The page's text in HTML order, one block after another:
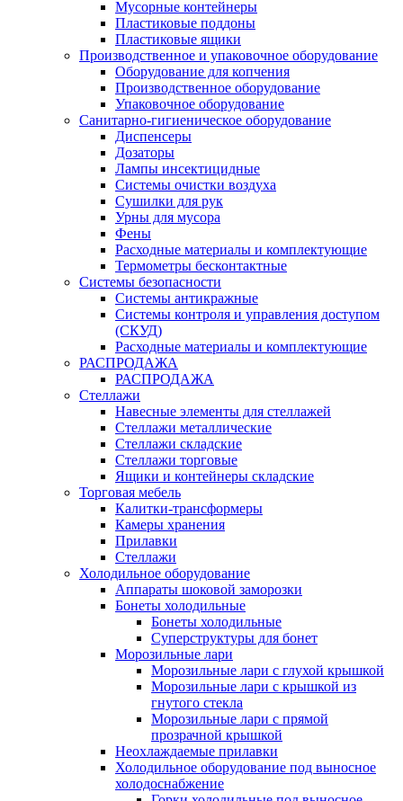
Мусорные контейнеры
Пластиковые поддоны
Пластиковые ящики
Производственное и упаковочное оборудование
Оборудование для копчения
Производственное оборудование
Упаковочное оборудование
Санитарно-гигиеническое оборудование
Диспенсеры
Дозаторы
Лампы инсектицидные
Системы очистки воздуха
Сушилки для рук
Урны для мусора
Фены
Расходные материалы и комплектующие
Термометры бесконтактные
Системы безопасности
Системы антикражные
Системы контроля и управления доступом
(СКУД)
Расходные материалы и комплектующие
РАСПРОДАЖА
РАСПРОДАЖА
Стеллажи
Навесные элементы для стеллажей
Стеллажи металлические
Стеллажи складские
Стеллажи торговые
Ящики и контейнеры складские
Торговая мебель
Калитки-трансформеры
Камеры хранения
Прилавки
Стеллажи
Холодильное оборудование
Аппараты шоковой заморозки
Бонеты холодильные
Бонеты холодильные
Суперструктуры для бонет
Морозильные лари
Морозильные лари с глухой крышкой
Морозильные лари с крышкой из
гнутого стекла
Морозильные лари с прямой
прозрачной крышкой
Неохлаждаемые прилавки
Холодильное оборудование под выносное
холодоснабжение